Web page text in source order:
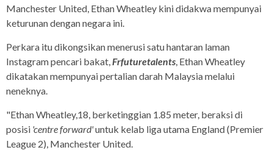
Manchester United, Ethan Wheatley kini didakwa mempunyai
keturunan dengan negara ini.
Perkara itu dikongsikan menerusi satu hantaran laman
Instagram pencari bakat, Frfuturetalents , Ethan Wheatley
dikatakan mempunyai pertalian darah Malaysia melalui
neneknya.
"Ethan Wheatley,18, berketinggian 1.85 meter, beraksi di
posisi 'centre forward'untuk kelab liga utama England (Premier
League 2), Manchester United.